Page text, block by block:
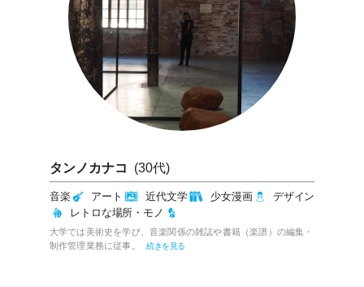
Ryos（30代）
ビジネス 恋愛 歴史
サラリーマン兼ライター。
人材、マスコミ、イベントなど多数の業界を渡り歩いてきまし
た。 続きを見る
きくかお (30代)
子育て 恋愛 アウトドア 散歩
楽しいイベントを見つけるのも参加するのも大好きな3児の母で
す。
人生を思い切り楽しもう！をモットーに3人の子供たちと一緒に
毎日を全力で駆け抜けています。
タンノカナコ (30代)
音楽 アート 近代文学 少女漫画
デザイン
レトロな場所・モノ
大学では美術史を学び、音楽関係の雑誌や書籍（楽譜）の編集・
制作管理業務に従事。
続きを見る
奥平優 (30代)
グルメ 恋愛 マンガ・アニメ
私は恋活イベントを年間1000件以上、企画・運営しています。
続きを見る
高柳優（マサルさん）
アート グルメ
エンタメ（映画・TV・演劇、読
書、ゲーム）
パズル・クイズ作家＆イベント主宰としても活動中。京都大学
卒。 続きを見る
篠崎夏美 (30代)
イベント グルメ アート 旅行
ファッショ
ン
イベント情報サイト「Evenear（イベニア）」編集・イベントラ
イター。取材・体験したイベントは数え切れません。常に面白い
松葉暁 (20代)
恋愛 グルメ 旅行 ファッション
これまでに手掛けた恋愛コラムは4,000本以上、日々記録更新中
です。ライター・エディターとして、さまざまな人たちの恋愛事
情を調査してきました。 続きを見る
森美樹 (50代)
恋愛 カルチャー グルメ
スピリチュアル
サブカル
小説家です。
第13回新潮社R-18文学賞読者賞受賞。
前田郁（まえだ かおる）
演劇 不妊治療 子育て
女性・ジェンダー
音楽
エンタメ アート
ライター、シナリオライター。
人から話を聞くのが大好きで、イベント取材やインタビューをし
村中貴士 (40代)
路上観察 お笑い 音楽 現代アート
サブカ
ル
生き方＆働き方など
カレンダーメーカーにて企画・制作ディレクションに携わった
後、独立。2015年よりライターとして活動を開始しました。
唐沢未夢（30代）
スイーツ クルマ関係 ダイエット
文房具
SDGs
痩せれば美人と言いつつ、スイーツをこよなく愛する、万年ダイ
エッターです。